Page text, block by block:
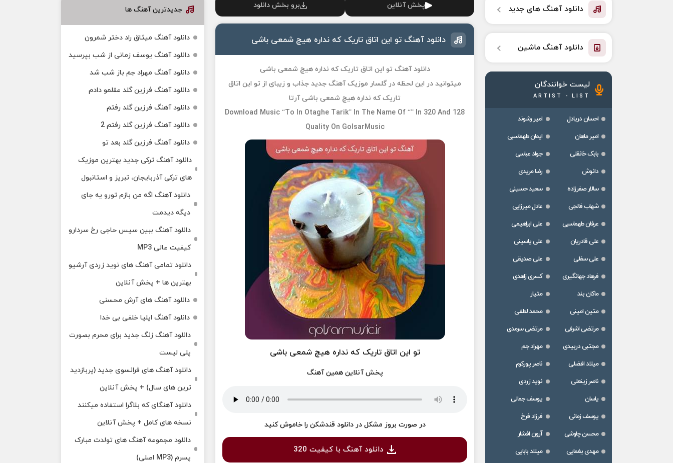
پخش آنلاین برو بخش دانلود
دانلود آهنگ تو این اتاق تاریک که نداره هیچ شمعی باشی
دانلود آهنگ تو این اتاق تاریک که نداره هیچ شمعی باشی
میتوانید در این لحظه در گلسار موزیک آهنگ جدید جذاب و زیبای از تو این اتاق
تاریک که نداره هیچ شمعی باشی آرتا
Download Music “To In Otaghe Tarik” In The Name Of “” In 320 And 128
Quality On GolsarMusic
تو این اتاق تاریک که نداره هیچ شمعی باشی
پخش آنلاین همین آهنگ
در صورت بروز مشکل در دانلود قندشکن را خاموش کنید
دانلود آهنگ با کیفیت 320
دانلود آهنگ های جدید
دانلود آهنگ ماشین
لیست خوانندگان
ARTIST - LIST
احسان دریادل
امیر رشوند
امیر ماهان
ایمان طهماسبی
بابک خانقلی
جواد عباسی
دانوش
رضا مریدی
سالار صفرزاده
سعید حسینی
شهاب فالجی
عادل میرزایی
عرفان طهماسبی
علی ابراهیمی
علی قادریان
علی یاسینی
علی سفلی
علی صدیقی
فرهاد جهانگیری
کسری زاهدی
ماکان بند
متیار
متین امینی
محمد لطفی
مرتضی اشرفی
مرتضی سرمدی
مجتبی دربیدی
مهراد جم
میلاد افضلی
ناصر پورکرم
ناصر زینعلی
نوید زردی
یاسان
یوسف جمالی
یوسف زمانی
فرزاد فرخ
محسن چاوشی
آرون افشار
مهدی یغمایی
میلاد بابایی
جدیدترین آهنگ ها
دانلود آهنگ میثاق راد دختر شمرون
دانلود آهنگ یوسف زمانی از شب بپرسید
دانلود آهنگ مهراد جم باز شب شد
دانلود آهنگ فرزین گلد عقلمو دادم
دانلود آهنگ فرزین گلد رفتم
دانلود آهنگ فرزین گلد رفتم 2
دانلود آهنگ فرزین گلد بعد تو
دانلود آهنگ ترکی جدید بهترین موزیک‌
های ترکی آذربایجان، تبریز و استانبول
دانلود آهنگ اگه من بازم تورو یه جای
دیگه دیدمت
دانلود آهنگ ببین سیس حاجی رخ سردارو
کیفیت عالی MP3
دانلود تمامی آهنگ های نوید زردی آرشیو
بهترین ها + پخش آنلاین
دانلود آهنگ های آرش محسنی
دانلود آهنگ ایلیا خلفی بی خدا
دانلود آهنگ زنگ جدید برای محرم بصورت
پلی لیست
دانلود آهنگ های فرانسوی جدید (پربازدید
ترین های سال) + پخش آنلاین
دانلود آهنگای که بلاگرا استفاده میکنند
نسخه های کامل + پخش آنلاین
دانلود مجموعه آهنگ های تولدت مبارک
پسرم (MP3 اصلی)